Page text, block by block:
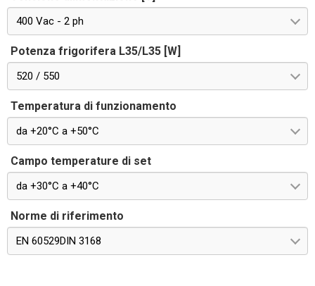
400 Vac - 2 ph
Potenza frigorifera L35/L35 [W]
520 / 550
Temperatura di funzionamento
da +20°C a +50°C
Campo temperature di set
da +30°C a +40°C
Norme di riferimento
EN 60529DIN 3168